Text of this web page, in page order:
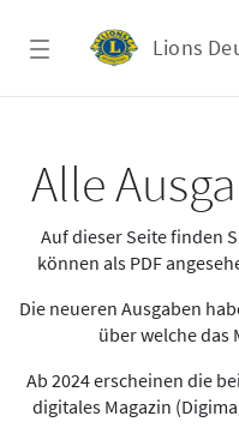
Lions
Alle
Auf dieser Seite finden
können als PDF
Die neueren Ausgaben
über welche das
Ab 2024 erscheinen die
digitales Magazin